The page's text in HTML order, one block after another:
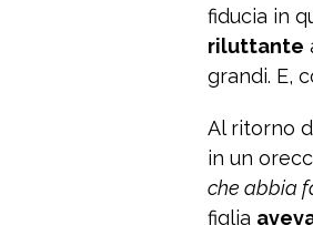
fiducia in
riluttante
grandi. E,
Al ritorno
in un
che abbia
figlia